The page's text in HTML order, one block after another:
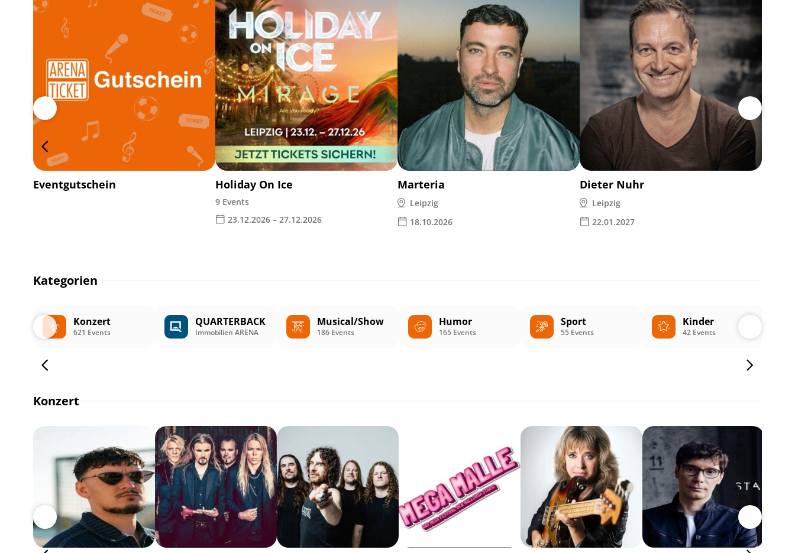
Eventgutschein Holiday On Ice
9 Events
23.12.2026 – 27.12.2026
Marteria
Leipzig
18.10.2026
Dieter Nuhr
Leipzig
22.01.2027
Kategorien
Konzert
621 Events
QUARTERBACK
Immobilien ARENA
Musical/Show
186 Events
Humor
165 Events
Sport
55 Events
Kinder
42 Events
Konzert